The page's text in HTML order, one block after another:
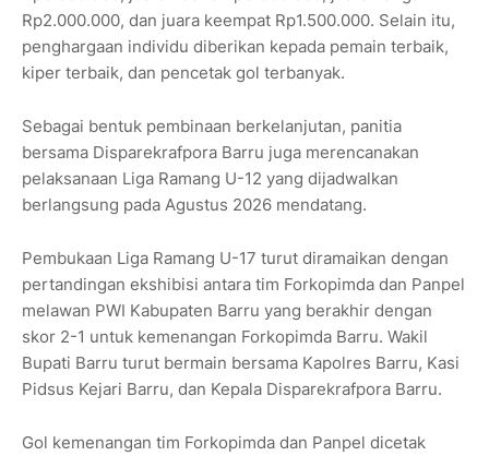
Rp2.000.000, dan juara keempat Rp1.500.000. Selain itu,
penghargaan individu diberikan kepada pemain terbaik,
kiper terbaik, dan pencetak gol terbanyak.
Sebagai bentuk pembinaan berkelanjutan, panitia
bersama Disparekrafpora Barru juga merencanakan
pelaksanaan Liga Ramang U-12 yang dijadwalkan
berlangsung pada Agustus 2026 mendatang.
Pembukaan Liga Ramang U-17 turut diramaikan dengan
pertandingan ekshibisi antara tim Forkopimda dan Panpel
melawan PWI Kabupaten Barru yang berakhir dengan
skor 2-1 untuk kemenangan Forkopimda Barru. Wakil
Bupati Barru turut bermain bersama Kapolres Barru, Kasi
Pidsus Kejari Barru, dan Kepala Disparekrafpora Barru.
Gol kemenangan tim Forkopimda dan Panpel dicetak